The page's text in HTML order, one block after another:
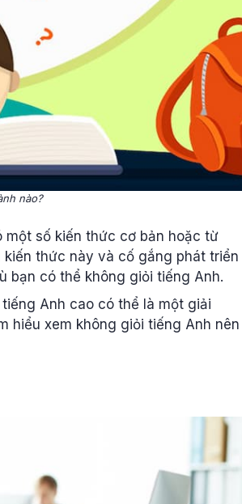
nào?
một số kiến thức cơ bản hoặc từ
thức này và cố gắng phát triển
bạn có thể không giỏi tiếng Anh.
Anh cao có thể là một giải
hiểu xem không giỏi tiếng Anh nên